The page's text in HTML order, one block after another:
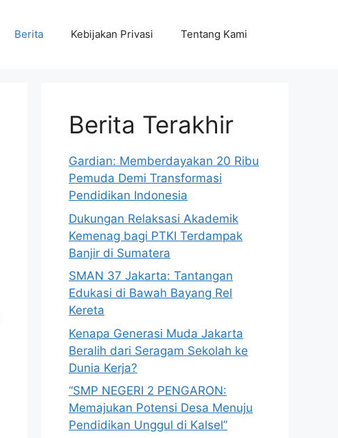
Berita Kebijakan Privasi Tentang Kami
Berita Terakhir
Gardian: Memberdayakan 20 Ribu
Pemuda Demi Transformasi
Pendidikan Indonesia
Dukungan Relaksasi Akademik
Kemenag bagi PTKI Terdampak
Banjir di Sumatera
SMAN 37 Jakarta: Tantangan
Edukasi di Bawah Bayang Rel
Kereta
Kenapa Generasi Muda Jakarta
Beralih dari Seragam Sekolah ke
Dunia Kerja?
“SMP NEGERI 2 PENGARON:
Memajukan Potensi Desa Menuju
Pendidikan Unggul di Kalsel”